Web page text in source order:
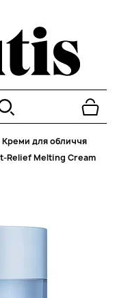
Креми для обличчя
Relief Melting Cream